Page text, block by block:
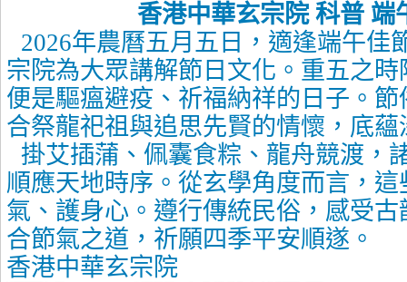
香港中華玄宗院 科普 端
2026年農曆五月五日，適逢端午佳
宗院為大眾講解節日文化。重五之
便是驅瘟避疫、祈福納祥的日子。
合祭龍祀祖與追思先賢的情懷，底蘊
掛艾插蒲、佩囊食粽、龍舟競渡，
順應天地時序。從玄學角度而言，
氣、護身心。遵行傳統民俗，感受
合節氣之道，祈願四季平安順遂。
香港中華玄宗院